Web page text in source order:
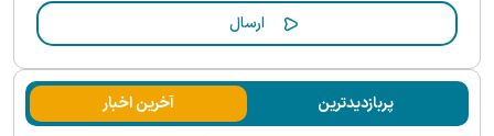
پربازدیدترین آخرین اخبار